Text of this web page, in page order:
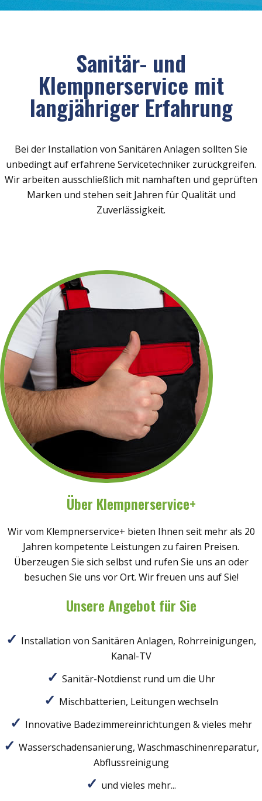
Sanitär- und
Klempnerservice mit
langjähriger Erfahrung
Bei der Installation von Sanitären Anlagen sollten Sie
unbedingt auf erfahrene Servicetechniker zurückgreifen.
Wir arbeiten ausschließlich mit namhaften und geprüften
Marken und stehen seit Jahren für Qualität und
Zuverlässigkeit.
Über Klempnerservice+
Wir vom Klempnerservice+ bieten Ihnen seit mehr als 20
Jahren kompetente Leistungen zu fairen Preisen.
Überzeugen Sie sich selbst und rufen Sie uns an oder
besuchen Sie uns vor Ort. Wir freuen uns auf Sie!
Unsere Angebot für Sie
Installation von Sanitären Anlagen, Rohrreinigungen,
Kanal-TV
Sanitär-Notdienst rund um die Uhr
Mischbatterien, Leitungen wechseln
Innovative Badezimmereinrichtungen & vieles mehr
Wasserschadensanierung, Waschmaschinenreparatur,
Abflussreinigung
und vieles mehr...